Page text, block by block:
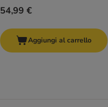
54,99 €
Aggiungi al carrello